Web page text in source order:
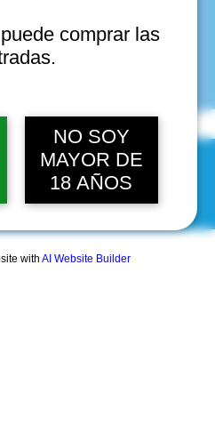
comprar las
NO SOY
MAYOR DE
18 AÑOS
with AI Website Builder